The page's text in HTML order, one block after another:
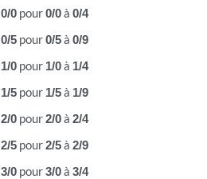
0/0pour0/0à 0/4
0/5pour0/5à 0/9
1/0pour 1/0à 1/4
1/5pour 1/5à 1/9
2/0pour2/0à 2/4
2/5pour2/5à 2/9
3/0pour3/0à 3/4